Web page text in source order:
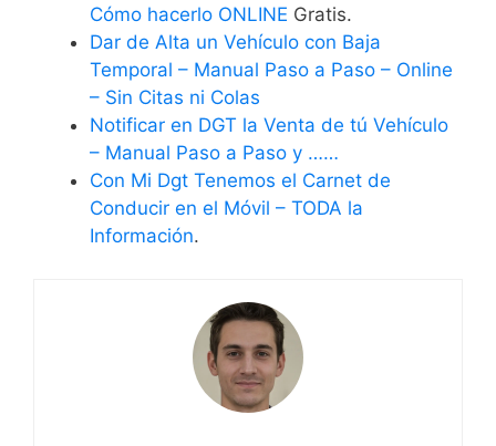
Cómo hacerlo ONLINE Gratis.
Dar de Alta un Vehículo con Baja
Temporal – Manual Paso a Paso – Online
– Sin Citas ni Colas
Notificar en DGT la Venta de tú Vehículo
– Manual Paso a Paso y ……
Con Mi Dgt Tenemos el Carnet de
Conducir en el Móvil – TODA la
Información.